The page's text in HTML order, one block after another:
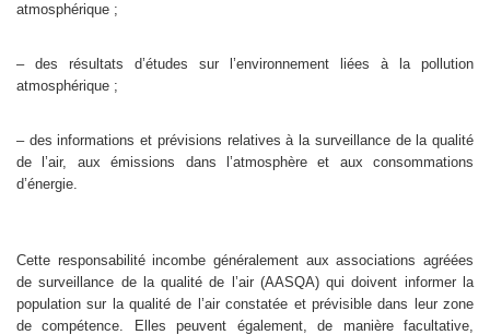
atmosphérique ;
– des résultats d’études sur l’environnement liées à la pollution
atmosphérique ;
– des informations et prévisions relatives à la surveillance de la qualité
de l’air, aux émissions dans l’atmosphère et aux consommations
d’énergie.
Cette responsabilité incombe généralement aux associations agréées
de surveillance de la qualité de l’air (AASQA) qui doivent informer la
population sur la qualité de l’air constatée et prévisible dans leur zone
de compétence. Elles peuvent également, de manière facultative,